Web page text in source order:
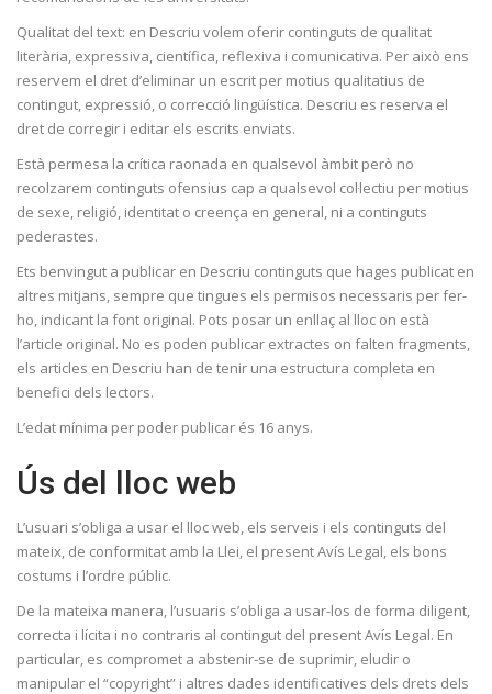
Qualitat del text: en Descriu volem oferir continguts de qualitat
literària, expressiva, científica, reflexiva i comunicativa. Per això ens
reservem el dret d’eliminar un escrit per motius qualitatius de
contingut, expressió, o correcció lingüística. Descriu es reserva el
dret de corregir i editar els escrits enviats.
Està permesa la crítica raonada en qualsevol àmbit però no
recolzarem continguts ofensius cap a qualsevol col·lectiu per motius
de sexe, religió, identitat o creença en general, ni a continguts
pederastes.
Ets benvingut a publicar en Descriu continguts que hages publicat en
altres mitjans, sempre que tingues els permisos necessaris per fer-
ho, indicant la font original. Pots posar un enllaç al lloc on està
l’article original. No es poden publicar extractes on falten fragments,
els articles en Descriu han de tenir una estructura completa en
benefici dels lectors.
L’edat mínima per poder publicar és 16 anys.
Ús del lloc web
L’usuari s’obliga a usar el lloc web, els serveis i els continguts del
mateix, de conformitat amb la Llei, el present Avís Legal, els bons
costums i l’ordre públic.
De la mateixa manera, l’usuaris s’obliga a usar-los de forma diligent,
correcta i lícita i no contraris al contingut del present Avís Legal. En
particular, es compromet a abstenir-se de suprimir, eludir o
manipular el “copyright” i altres dades identificatives dels drets dels